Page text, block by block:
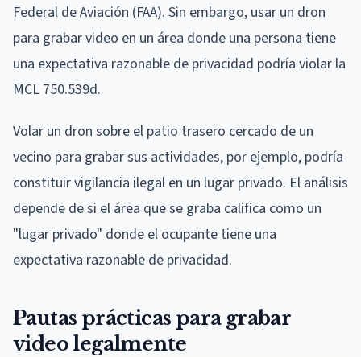
Federal de Aviación (FAA). Sin embargo, usar un dron
para grabar video en un área donde una persona tiene
una expectativa razonable de privacidad podría violar la
MCL 750.539d.
Volar un dron sobre el patio trasero cercado de un
vecino para grabar sus actividades, por ejemplo, podría
constituir vigilancia ilegal en un lugar privado. El análisis
depende de si el área que se graba califica como un
"lugar privado" donde el ocupante tiene una
expectativa razonable de privacidad.
Pautas prácticas para grabar
video legalmente